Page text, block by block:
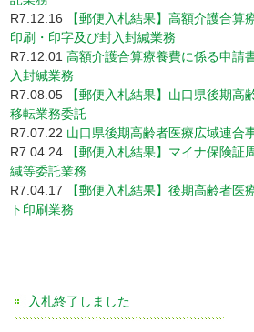
R7.12.16
【郵便入札結果】高額介護合算
印刷・印字及び封入封緘業務
R7.12.01 高額介護合算療養費に係る申請
入封緘業務
R7.08.05
【郵便入札結果】山口県後期高
移転業務委託
R7.07.22 山口県後期高齢者医療広域連合
R7.04.24
【郵便入札結果】マイナ保険証
緘等委託業務
R7.04.17
【郵便入札結果】後期高齢者医
ト印刷業務
入札終了しました